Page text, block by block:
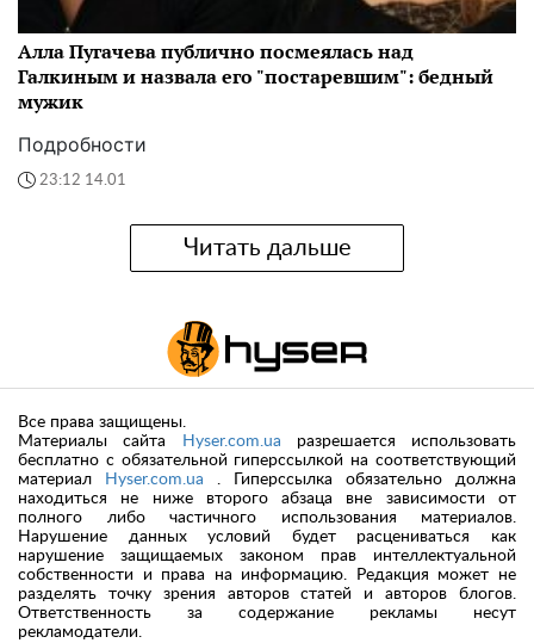
Алла Пугачева публично посмеялась над
Галкиным и назвала его "постаревшим": бедный
мужик
Подробности
23:12 14.01
Читать дальше
Все права защищены.
Материалы сайта
Hyser.com.ua разрешается использовать
бесплатно с обязательной гиперссылкой на соответствующий
материал
Hyser.com.ua . Гиперссылка обязательно должна
находиться не ниже второго абзаца вне зависимости от
полного либо частичного использования материалов.
Нарушение данных условий будет расцениваться как
нарушение защищаемых законом прав интеллектуальной
собственности и права на информацию. Редакция может не
разделять точку зрения авторов статей и авторов блогов.
Ответственность за содержание рекламы несут
рекламодатели.